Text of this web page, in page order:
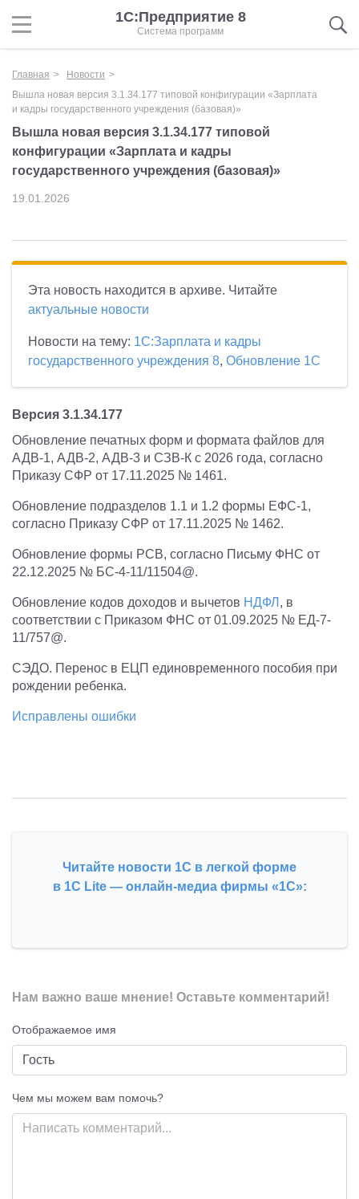
1С:Предприятие 8
Система программ
Главная
Новости
Вышла новая версия 3.1.34.177 типовой конфигурации «Зарплата
и кадры государственного учреждения (базовая)»
Вышла новая версия 3.1.34.177 типовой
конфигурации «Зарплата и кадры
государственного учреждения (базовая)»
19.01.2026
Эта новость находится в архиве. Читайте
актуальные новости
Новости на тему: 1С:Зарплата и кадры
государственного учреждения 8, Обновление 1С
Версия 3.1.34.177
Обновление печатных форм и формата файлов для
АДВ-1, АДВ-2, АДВ-3 и СЗВ-К с 2026 года, согласно
Приказу СФР от 17.11.2025 № 1461.
Обновление подразделов 1.1 и 1.2 формы ЕФС-1,
согласно Приказу СФР от 17.11.2025 № 1462.
Обновление формы РСВ, согласно Письму ФНС от
22.12.2025 № БС-4-11/11504@.
Обновление кодов доходов и вычетов НДФЛ , в
соответствии с Приказом ФНС от 01.09.2025 № ЕД-7-
11/757@.
СЭДО. Перенос в ЕЦП единовременного пособия при
рождении ребенка.
Исправлены ошибки
Читайте новости 1С в легкой форме
в 1С Lite — онлайн-медиа фирмы «1С»:
Нам важно ваше мнение! Оставьте комментарий!
Отображаемое имя
Чем мы можем вам помочь?